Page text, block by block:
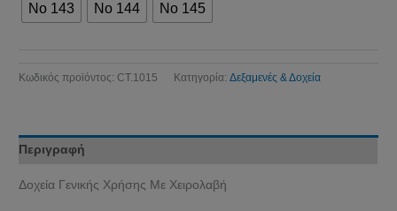
No 143 No 144 No 145
Κωδικός προϊόντος: CT.1015 Κατηγορία:Δεξαμενές & Δοχεία
Περιγραφή
Δοχεία Γενικής Χρήσης Με Χειρολαβή